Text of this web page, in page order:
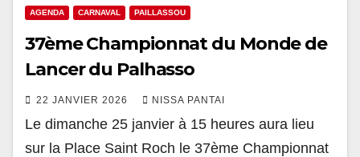
AGENDA CARNAVAL PAILLASSOU
37ème Championnat du Monde de
Lancer du Palhasso
22 JANVIER 2026 NISSA PANTAI
Le dimanche 25 janvier à 15 heures aura lieu
sur la Place Saint Roch le 37ème Championnat